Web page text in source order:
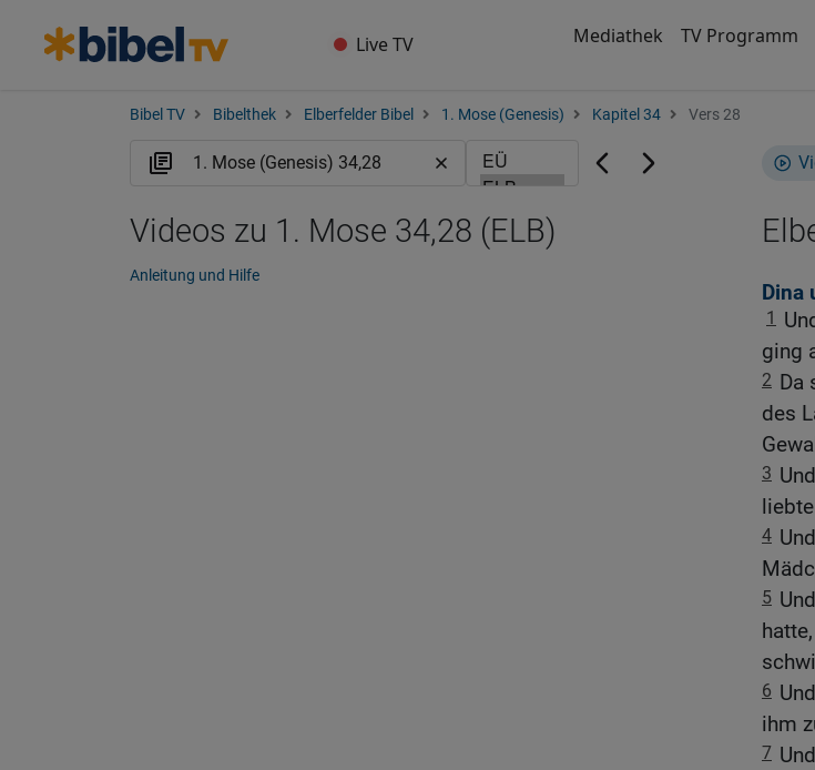
Live TV Mediathek TV Programm
Bibel TV Bibelthek Elberfelder Bibel 1. Mose (Genesis) Kapitel 34 Vers 28
Dina
1
ging
2 Da
des
3
4
5
6
ihm
7
Videos zu 1. Mose 34,28 (ELB)
Anleitung und Hilfe